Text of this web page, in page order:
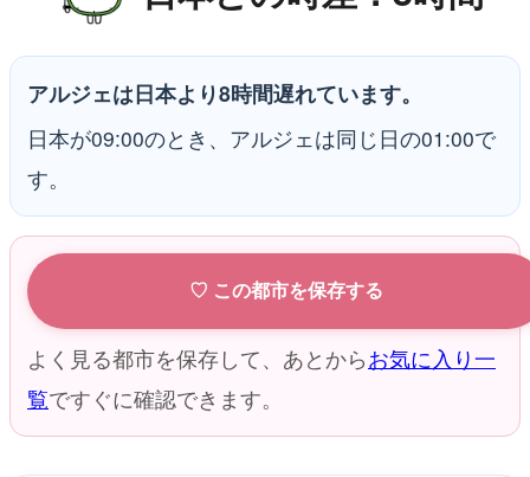
アルジェは日本より8時間遅れています。
日本が09:00のとき、アルジェは同じ日の01:00で
す。
♡ この都市を保存する
よく見る都市を保存して、あとからお気に入り一
覧ですぐに確認できます。